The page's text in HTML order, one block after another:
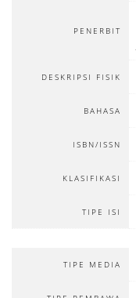
PENERBIT
DESKRIPSI FISIK
BAHASA
ISBN/ISSN
KLASIFIKASI
TIPE ISI
TIPE MEDIA